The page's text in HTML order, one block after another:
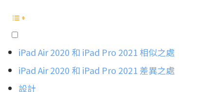
iPad Air 2020 和 iPad Pro 2021 相似之處
iPad Air 2020 和 iPad Pro 2021 差異之處
設計